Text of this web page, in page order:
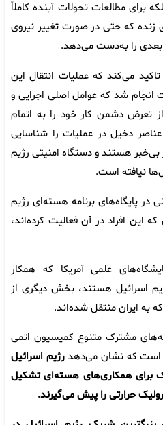
برای مطالعات تحولات آینده کاملاً
زنده که حتی در صورت تغییر نیروی
بعدی را به‌دست می‌دهد.
می‌کند که عملیات انتقال این
انجام شد که عوامل اصلی اجرایی و
تعرض دشمن کار خود را به اتمام
دخیل در عملیات را شناسایی
بی‌خبر هستند و دستگاه امنیتی رژیم
نیافته است.
در پایگاه‌های برنامه هسته‌ای رژیم
این افراد در آن فعالیت کرده‌اند،
علمی آمریکا که همکار
اسرائیل هستند، بخش دیگری از
به ایران منتقل شده‌اند.
مشترک متنوع کمیسیون اتمی
است که نشان می‌دهدرژیم اسرائیل
برای همکاری‌های هسته‌ای تشکیل
حرارتی را پیش می‌گیرند.